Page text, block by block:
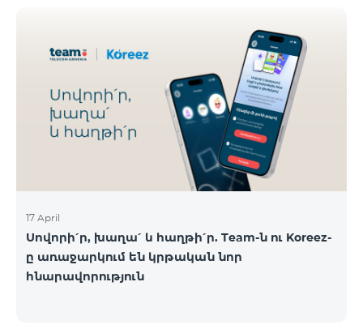
17 April
Սովորի՛ր, խաղա՛ և հաղթի՛ր. Team-ն ու Koreez-
ը առաջարկում են կրթական նոր
հնարավորություն